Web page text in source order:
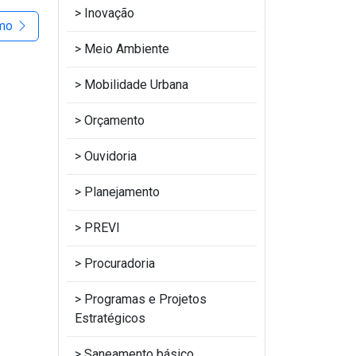
Inovação
Meio Ambiente
Mobilidade Urbana
Orçamento
Ouvidoria
Planejamento
PREVI
Procuradoria
Programas e Projetos
Estratégicos